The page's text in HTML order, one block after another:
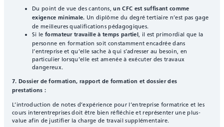
Du point de vue des cantons,un CFC est suffisant comme
exigence minimale. Un diplôme du degré tertiaire n’est pas gage
de meilleures qualifications pédagogiques.
Si le formateur travaille à temps partiel, il est primordial que la
personne en formation soit constamment encadrée dans
l’entreprise et qu’elle sache à qui s’adresser au besoin, en
particulier lorsqu’elle est amenée à exécuter des travaux
dangereux.
7. Dossier de formation, rapport de formation et dossier des
prestations :
L’introduction de notes d’expérience pour l’entreprise formatrice et les
cours interentreprises doit être bien réfléchie et représenter une plus-
value afin de justifier la charge de travail supplémentaire.